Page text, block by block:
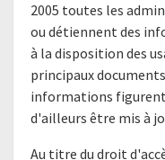
2005 toutes les
ou détiennent des
à la disposition des
principaux
informations
d'ailleurs être mis à
Au titre du droit